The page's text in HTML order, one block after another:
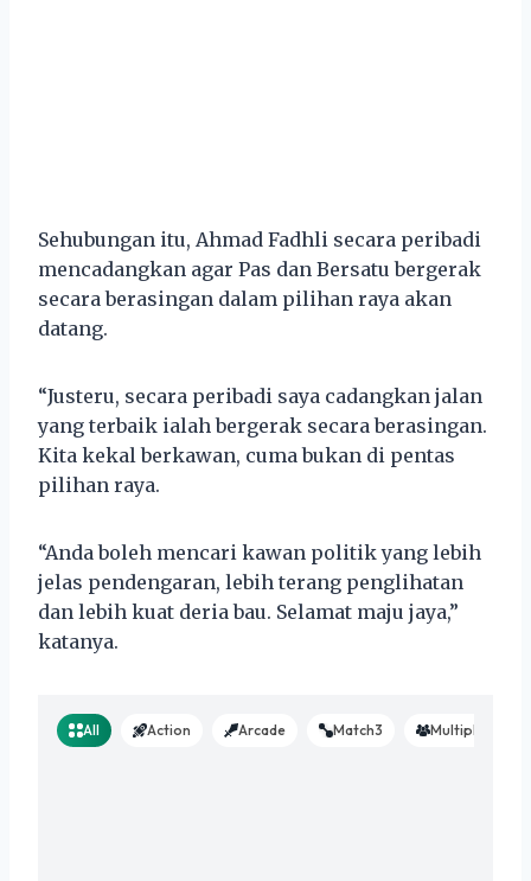
Sehubungan itu, Ahmad Fadhli secara peribadi
mencadangkan agar Pas dan Bersatu bergerak
secara berasingan dalam pilihan raya akan
datang.
“Justeru, secara peribadi saya cadangkan jalan
yang terbaik ialah bergerak secara berasingan.
Kita kekal berkawan, cuma bukan di pentas
pilihan raya.
“Anda boleh mencari kawan politik yang lebih
jelas pendengaran, lebih terang penglihatan
dan lebih kuat deria bau. Selamat maju jaya,”
katanya.